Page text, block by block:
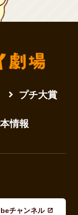
プチ大賞
情報
チャンネル